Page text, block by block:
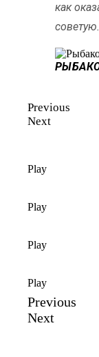
как
советую.
Previous
Next
Play
Play
Play
Play
Previous
Next